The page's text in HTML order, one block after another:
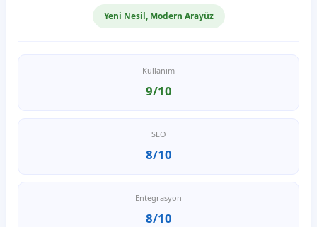
Yeni Nesil, Modern Arayüz
Kullanım
9/10
SEO
8/10
Entegrasyon
8/10